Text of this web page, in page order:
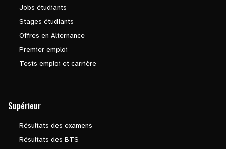
Jobs étudiants
Stages étudiants
Offres en Alternance
Premier emploi
Tests emploi et carrière
Supérieur
Résultats des examens
Résultats des BTS